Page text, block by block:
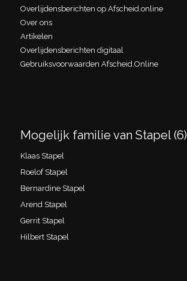
Overlijdensberichten op Afscheid.online
Over ons
Artikelen
Overlijdensberichten digitaal
Gebruiksvoorwaarden Afscheid.Online
Mogelijk familie van Stapel (6)
Klaas Stapel
Roelof Stapel
Bernardine Stapel
Arend Stapel
Gerrit Stapel
Hilbert Stapel